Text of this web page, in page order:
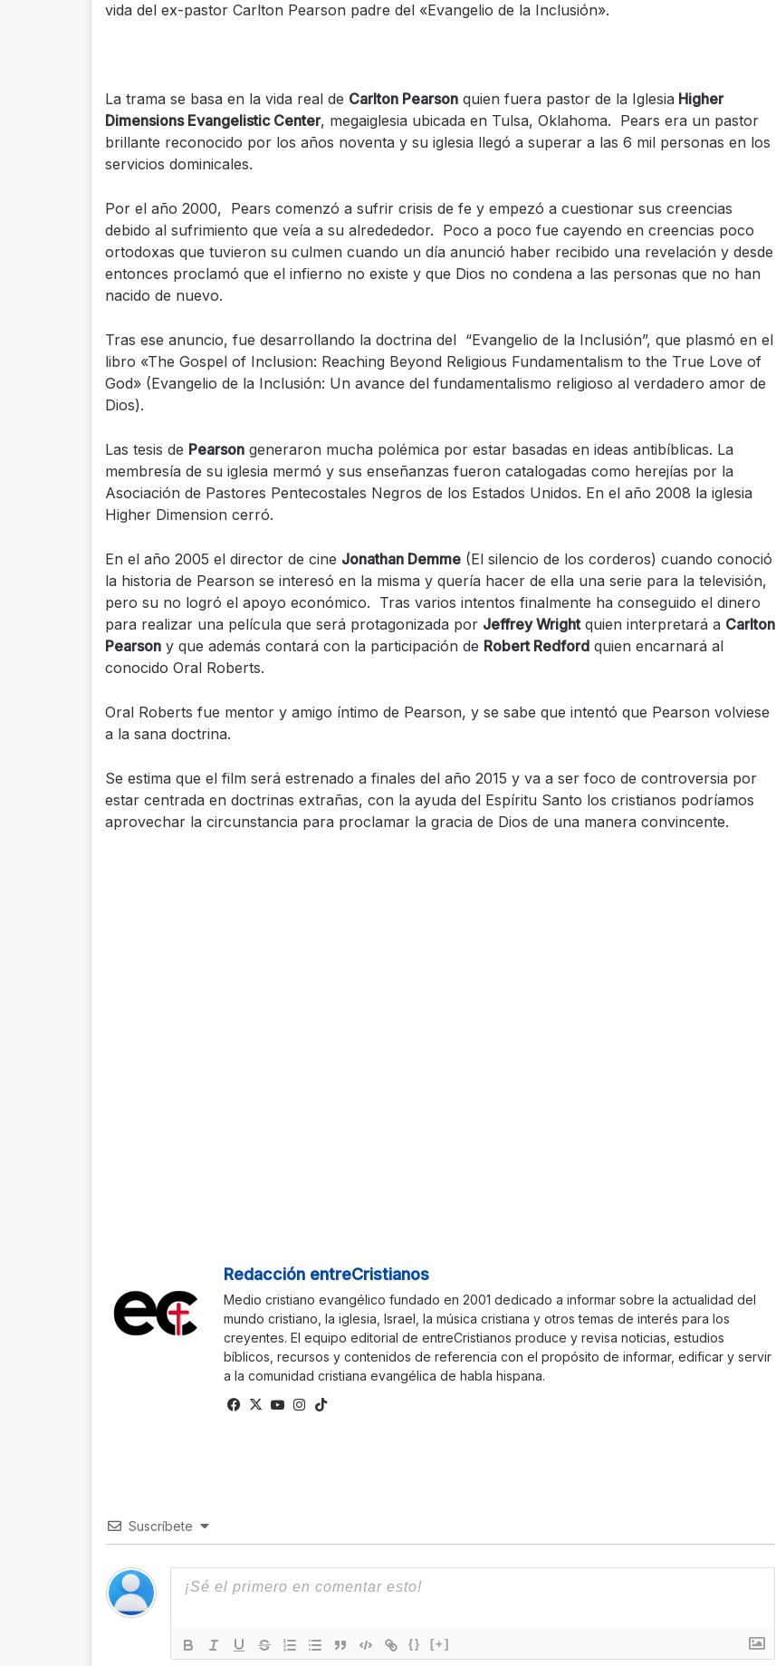
vida del ex-pastor Carlton Pearson padre del «Evangelio de la Inclusión».
La trama se basa en la vida real de Carlton Pearsonquien fuera pastor de la Iglesia Higher
Dimensions Evangelistic Center, megaiglesia ubicada en Tulsa, Oklahoma. Pears era un pastor
brillante reconocido por los años noventa y su iglesia llegó a superar a las 6 mil personas en los
servicios dominicales.
Por el año 2000, Pears comenzó a sufrir crisis de fe y empezó a cuestionar sus creencias
debido al sufrimiento que veía a su alredededor. Poco a poco fue cayendo en creencias poco
ortodoxas que tuvieron su culmen cuando un día anunció haber recibido una revelación y desde
entonces proclamó que el infierno no existe y que Dios no condena a las personas que no han
nacido de nuevo.
Tras ese anuncio, fue desarrollando la doctrina del “Evangelio de la Inclusión”, que plasmó en el
libro «The Gospel of Inclusion: Reaching Beyond Religious Fundamentalism to the True Love of
God» (Evangelio de la Inclusión: Un avance del fundamentalismo religioso al verdadero amor de
Dios).
Las tesis de Pearsongeneraron mucha polémica por estar basadas en ideas antibíblicas. La
membresía de su iglesia mermó y sus enseñanzas fueron catalogadas como herejías por la
Asociación de Pastores Pentecostales Negros de los Estados Unidos. En el año 2008 la iglesia
Higher Dimension cerró.
En el año 2005 el director de cine Jonathan Demme(El silencio de los corderos) cuando conoció
la historia de Pearson se interesó en la misma y quería hacer de ella una serie para la televisión,
pero su no logró el apoyo económico. Tras varios intentos finalmente ha conseguido el dinero
para realizar una película que será protagonizada por Jeffrey Wrightquien interpretará a Carlton
Pearsony que además contará con la participación de Robert Redfordquien encarnará al
conocido Oral Roberts.
Oral Roberts fue mentor y amigo íntimo de Pearson, y se sabe que intentó que Pearson volviese
a la sana doctrina.
Se estima que el film será estrenado a finales del año 2015 y va a ser foco de controversia por
estar centrada en doctrinas extrañas, con la ayuda del Espíritu Santo los cristianos podríamos
aprovechar la circunstancia para proclamar la gracia de Dios de una manera convincente.
Redacción entreCristianos
Medio cristiano evangélico fundado en 2001 dedicado a informar sobre la actualidad del
mundo cristiano, la iglesia, Israel, la música cristiana y otros temas de interés para los
creyentes. El equipo editorial de entreCristianos produce y revisa noticias, estudios
bíblicos, recursos y contenidos de referencia con el propósito de informar, edificar y servir
a la comunidad cristiana evangélica de habla hispana.
Fa
X
Yo Ins
Suscríbete
{} [+]